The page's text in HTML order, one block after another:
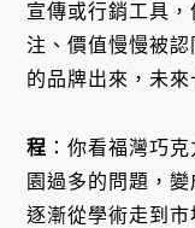
宣傳或行銷工具
注、價值慢慢被
的品牌出來，未
程 ：你看福灣巧
園過多的問題，
逐漸從學術走到